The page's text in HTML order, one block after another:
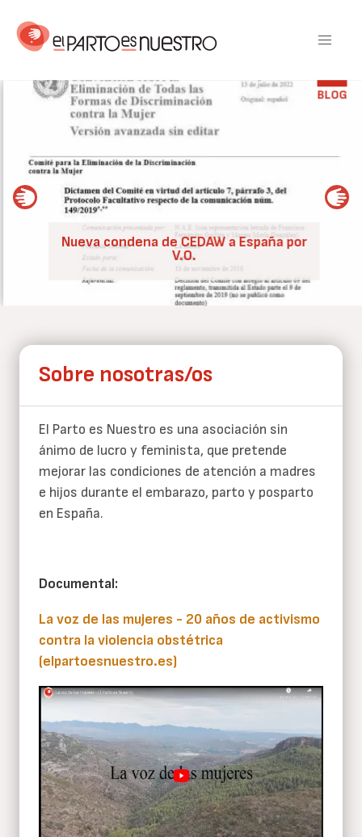
contenido
Nueva condena de CEDAW a España por
V.O.
BLOG
Sobre nosotras/os
El Parto es Nuestro es una asociación sin
ánimo de lucro y feminista, que pretende
mejorar las condiciones de atención a madres
e hijos durante el embarazo, parto y posparto
en España.
Documental:
La voz de las mujeres - 20 años de activismo
contra la violencia obstétrica
(elpartoesnuestro.es)